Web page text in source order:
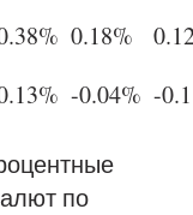
0.18%
-0.04% -
по